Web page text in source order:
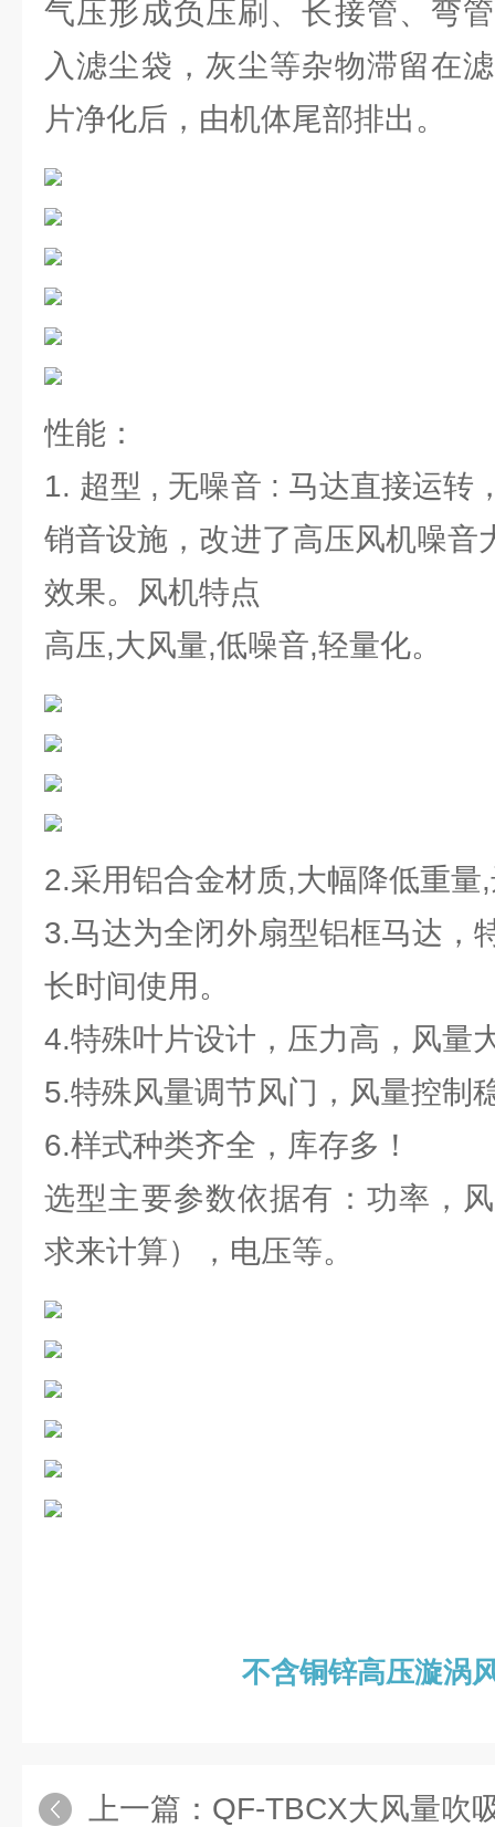
气压形成负压刷、长接管、弯
入滤尘袋，灰尘等杂物滞留在
片净化后，由机体尾部排出。
性能：
1. 超型 , 无噪音 : 马达直接运转
销音设施，改进了高压风机噪音
效果。风机特点
高压,大风量,低噪音,轻量化。
2.采用铝合金材质,大幅降低重量
3.马达为全闭外扇型铝框马达，
长时间使用。
4.特殊叶片设计，压力高，风量
5.特殊风量调节风门，风量控制
6.样式种类齐全，库存多！
选型主要参数依据有：功率，
求来计算），电压等。
不含铜锌高压漩涡
上一篇： QF-TBCX大风量吹